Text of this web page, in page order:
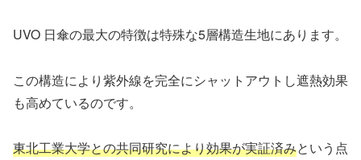
UVO 日傘の最大の特徴は特殊な5層構造生地にあります。
この構造により紫外線を完全にシャットアウトし遮熱効果
も高めているのです。
東北工業大学との共同研究により効果が実証済みという点